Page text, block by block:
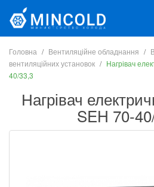
Головна Вентиляційне обладнання
вентиляційних установок
Нагрівач
40/33,3
Нагрівач
SEH 70-